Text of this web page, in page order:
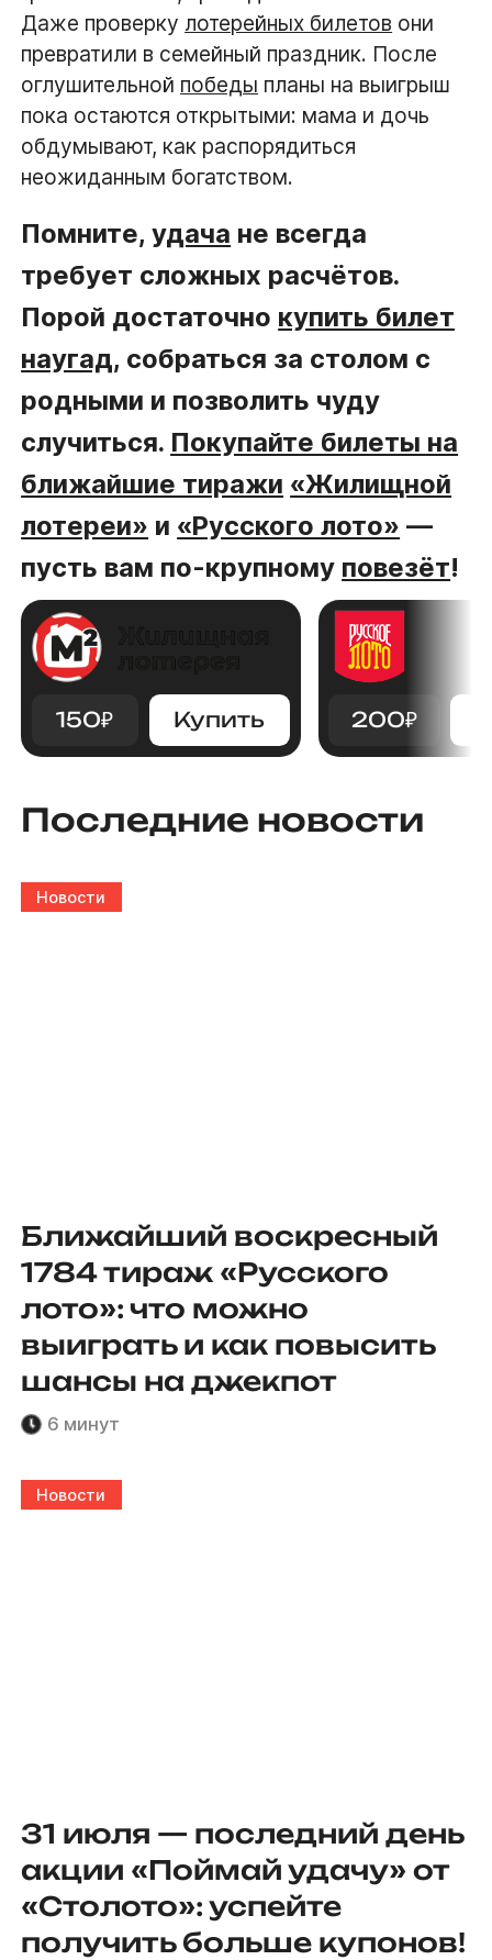
Даже проверку лотерейных билетов они
превратили в семейный праздник. После
оглушительной победы планы на выигрыш
пока остаются открытыми: мама и дочь
обдумывают, как распорядиться
неожиданным богатством.
Помните,удача не всегда
требует сложных расчётов.
Порой достаточно купить билет
наугад, собраться за столом с
родными и позволить чуду
случиться. Покупайте билеты на
ближайшие тиражи «Жилищной
лотереи» и «Русского лото» —
пусть вам по-крупному повезёт!
150₽ Купить 200₽
Последние новости
Новости
Ближайший воскресный
1784 тираж «Русского
лото»: что можно
выиграть и как повысить
шансы на джекпот
6 минут
Новости
31 июля — последний день
акции «Поймай удачу» от
«Столото»: успейте
получить больше купонов!